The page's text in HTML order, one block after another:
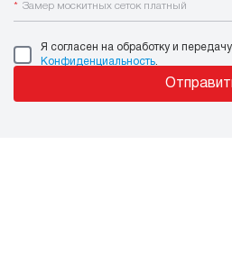
* Замер москитных сеток платный
Я согласен на обработку и
Конфиденциальность